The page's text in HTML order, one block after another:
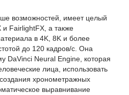
возможностей, имеет целый
и FairlightFX, а также
в 4K, 8K и более
до 120 кадров/с. Она
DaVinci Neural Engine, которая
лица, использовать
хронометражных
выравнивание